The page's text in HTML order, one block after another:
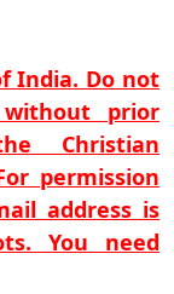
India. Do not
prior
Christian
permission
address is
You need